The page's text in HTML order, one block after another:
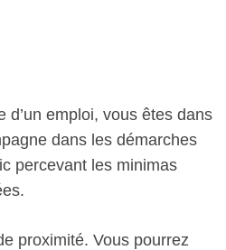
d’un emploi, vous êtes dans
dans les démarches
percevant les minimas
proximité. Vous pourrez